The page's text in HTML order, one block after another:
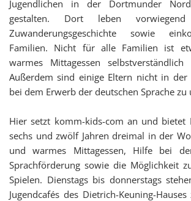
Jugendlichen in der Dortmunder
gestalten. Dort leben
Zuwanderungsgeschichte sowie
Familien. Nicht für alle Familien ist
warmes Mittagessen selbstverständlich
Außerdem sind einige Eltern nicht in der
bei dem Erwerb der deutschen Sprache zu
Hier setzt komm-kids-com an und bietet
sechs und zwölf Jahren dreimal in der
und warmes Mittagessen, Hilfe bei
Sprachförderung sowie die Möglichkeit
Spielen. Dienstags bis donnerstags
Jugendcafés des Dietrich-Keuning-